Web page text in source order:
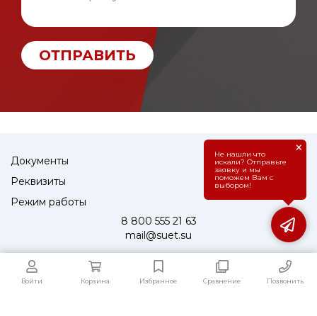
Войти Корзина Избранное Сравнение Позвонить
ОТПРАВИТЬ
Документы
Реквизиты
Режим работы
8 800 555 21 63
mail@suet.su
Не нашли что
искали? Отправьте
заявку и мы
поможем Вам с
выбором!
×